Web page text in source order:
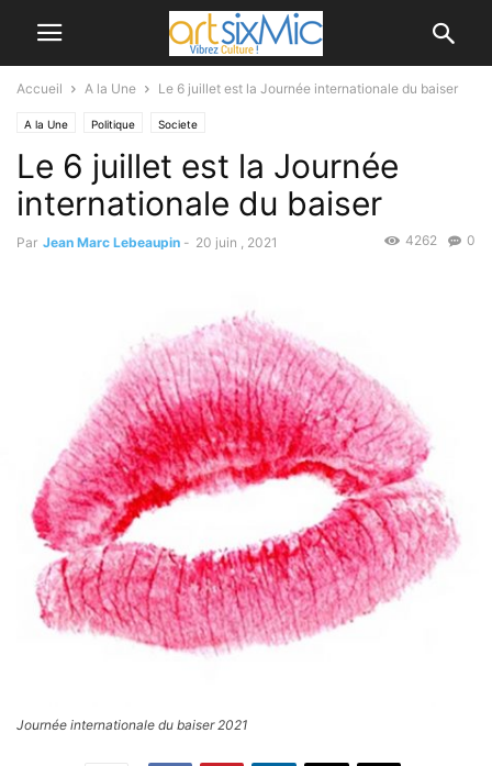
Accueil A la Une Le 6 juillet est la Journée internationale du baiser
A la Une Politique Societe
Le 6 juillet est la Journée
internationale du baiser
Par Jean Marc Lebeaupin - 20 juin , 2021 0
4262
Journée internationale du baiser 2021